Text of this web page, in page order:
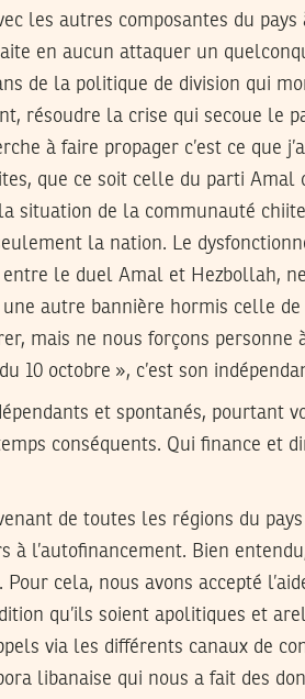
les autres composantes du
en aucun attaquer un
de la politique de division qui
résoudre la crise qui secoue le
à faire propager c’est ce que
que ce soit celle du parti Amal
situation de la communauté
la nation. Le
le duel Amal et Hezbollah,
autre bannière hormis celle
mais ne nous forçons personne
10 octobre », c’est son
et spontanés, pourtant
conséquents. Qui finance et
de toutes les régions du
à l’autofinancement. Bien
cela, nous avons accepté
qu’ils soient apolitiques et
via les différents canaux de
libanaise qui nous a fait des